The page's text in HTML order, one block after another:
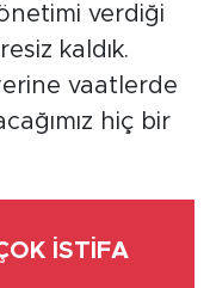
verdiği
kaldık.
vaatlerde
hiç bir
İSTİFA